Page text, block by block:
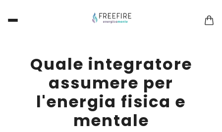
Quale integratore
assumere per
l'energia fisica e
mentale